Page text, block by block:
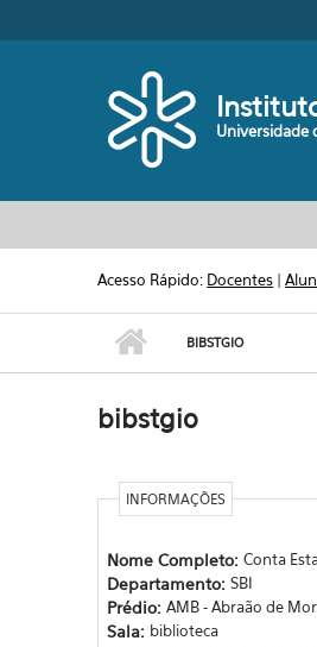
Universidade
Acesso Rápido: Docentes |
BIBSTGIO
bibstgio
INFORMAÇÕES
Nome Completo: Conta
Departamento: SBI
Prédio: AMB - Abraão de
Sala: biblioteca